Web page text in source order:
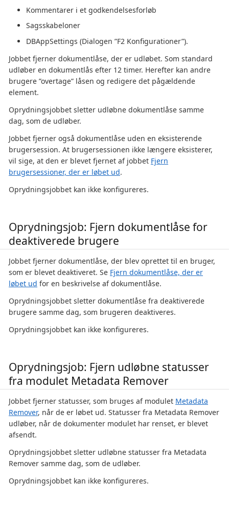
Kommentarer i et godkendelsesforløb
Sagsskabeloner
DBAppSettings (Dialogen ”F2 Konfigurationer”).
Jobbet fjerner dokumentlåse, der er udløbet. Som standard
udløber en dokumentlås efter 12 timer. Herefter kan andre
brugere ”overtage” låsen og redigere det pågældende
element.
Oprydningsjobbet sletter udløbne dokumentlåse samme
dag, som de udløber.
Jobbet fjerner også dokumentlåse uden en eksisterende
brugersession. At brugersessionen ikke længere eksisterer,
vil sige, at den er blevet fjernet af jobbet Fjern
brugersessioner, der er løbet ud.
Oprydningsjobbet kan ikke konfigureres.
Oprydningsjob: Fjern dokumentlåse for
deaktiverede brugere
Jobbet fjerner dokumentlåse, der blev oprettet til en bruger,
som er blevet deaktiveret. Se Fjern dokumentlåse, der er
løbet ud for en beskrivelse af dokumentlåse.
Oprydningsjobbet sletter dokumentlåse fra deaktiverede
brugere samme dag, som brugeren deaktiveres.
Oprydningsjobbet kan ikke konfigureres.
Oprydningsjob: Fjern udløbne statusser
fra modulet Metadata Remover
Jobbet fjerner statusser, som bruges af modulet Metadata
Remover, når de er løbet ud. Statusser fra Metadata Remover
udløber, når de dokumenter modulet har renset, er blevet
afsendt.
Oprydningsjobbet sletter udløbne statusser fra Metadata
Remover samme dag, som de udløber.
Oprydningsjobbet kan ikke konfigureres.